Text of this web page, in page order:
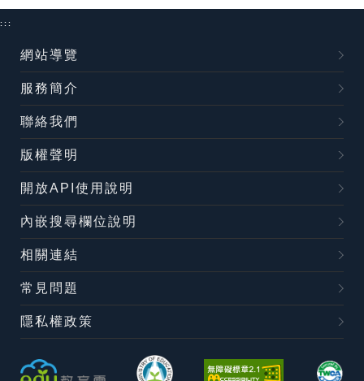
:::
網站導覽
服務簡介
聯絡我們
版權聲明
開放API使用說明
內嵌搜尋欄位說明
相關連結
常見問題
隱私權政策